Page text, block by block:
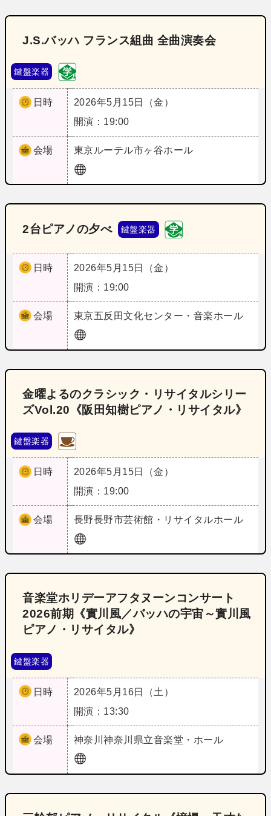
J.S.バッハ フランス組曲 全曲演奏会
鍵盤楽器
日時
2026年5月15日（金）
開演：19:00
会場 東京ルーテル市ヶ谷ホール
2台ピアノの夕べ 鍵盤楽器
日時
2026年5月15日（金）
開演：19:00
会場 東京五反田文化センター・音楽ホール
金曜よるのクラシック・リサイタルシリー
ズVol.20《阪田知樹ピアノ・リサイタル》
鍵盤楽器
日時
2026年5月15日（金）
開演：19:00
会場 長野長野市芸術館・リサイタルホール
音楽堂ホリデーアフタヌーンコンサート
2026前期《實川風／バッハの宇宙～實川風
ピアノ・リサイタル》
鍵盤楽器
日時
2026年5月16日（土）
開演：13:30
会場 神奈川神奈川県立音楽堂・ホール